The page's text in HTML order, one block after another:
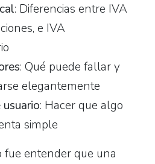
: Diferencias entre IVA
e IVA
: Qué puede fallar y
elegantemente
: Hacer que algo
simple
fue entender que una